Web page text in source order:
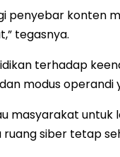
penyebar konten
tegasnya.
terhadap
modus operandi
masyarakat
ruang siber tetap